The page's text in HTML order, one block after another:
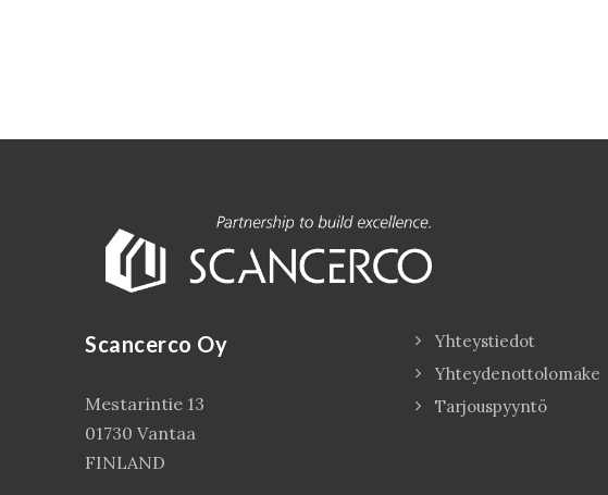
Scancerco Oy
Mestarintie 13
01730 Vantaa
FINLAND
Yhteystiedot
Yhteydenottolomake
Tarjouspyyntö